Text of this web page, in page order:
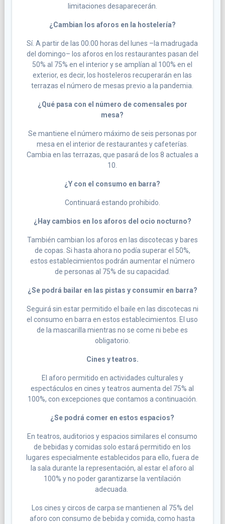
limitaciones desaparecerán.
¿Cambian los aforos en la hostelería?
Sí. A partir de las 00.00 horas del lunes –la madrugada
del domingo– los aforos en los restaurantes pasan del
50% al 75% en el interior y se amplían al 100% en el
exterior, es decir, los hosteleros recuperarán en las
terrazas el número de mesas previo a la pandemia.
¿Qué pasa con el número de comensales por
mesa?
Se mantiene el número máximo de seis personas por
mesa en el interior de restaurantes y cafeterías.
Cambia en las terrazas, que pasará de los 8 actuales a
10.
¿Y con el consumo en barra?
Continuará estando prohibido.
¿Hay cambios en los aforos del ocio nocturno?
También cambian los aforos en las discotecas y bares
de copas. Si hasta ahora no podía superar el 50%,
estos establecimientos podrán aumentar el número
de personas al 75% de su capacidad.
¿Se podrá bailar en las pistas y consumir en barra?
Seguirá sin estar permitido el baile en las discotecas ni
el consumo en barra en estos establecimientos. El uso
de la mascarilla mientras no se come ni bebe es
obligatorio.
Cines y teatros.
El aforo permitido en actividades culturales y
espectáculos en cines y teatros aumenta del 75% al
100%, con excepciones que contamos a continuación.
¿Se podrá comer en estos espacios?
En teatros, auditorios y espacios similares el consumo
de bebidas y comidas solo estará permitido en los
lugares especialmente establecidos para ello, fuera de
la sala durante la representación, al estar el aforo al
100% y no poder garantizarse la ventilación
adecuada.
Los cines y circos de carpa se mantienen al 75% del
aforo con consumo de bebida y comida, como hasta